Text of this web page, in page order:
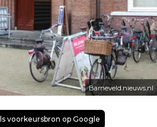
Barneveld.nieuws.nl
voorkeursbron op Google